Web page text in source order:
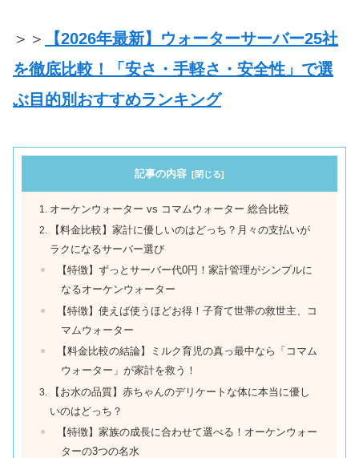
＞＞
【2026年最新】ウォーターサーバー25社
を徹底比較！「安さ・手軽さ・安全性」で選
ぶ目的別おすすめランキング
記事の内容
オーケンウォーター vs コマムウォーター 総合比較
【料金比較】家計に優しいのはどっち？月々の支払いが
ラクになるサーバー選び
【特徴】ずっとサーバー代0円！家計管理がシンプルに
なるオーケンウォーター
【特徴】使えば使うほどお得！子育て世帯の救世主、コ
マムウォーター
【料金比較の結論】ミルク育児の真っ最中なら「コマム
ウォーター」が家計を救う！
【お水の品質】赤ちゃんのデリケートな体に本当に優し
いのはどっち？
【特徴】家族の成長に合わせて選べる！オーケンウォー
ターの3つの名水